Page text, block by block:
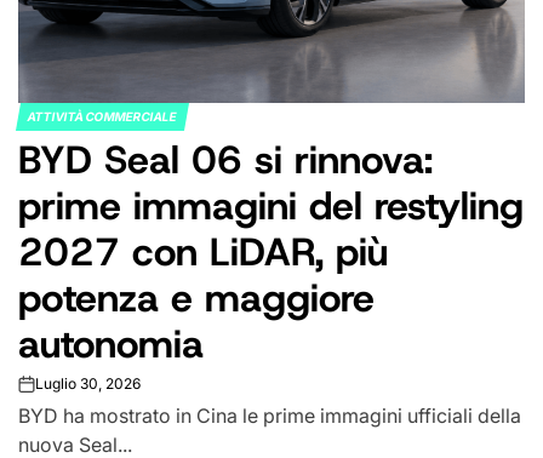
POSTED
IN
ATTIVITÀ COMMERCIALE
BYD Seal 06 si rinnova:
prime immagini del restyling
2027 con LiDAR, più
potenza e maggiore
autonomia
onLuglio 30, 2026
BYD ha mostrato in Cina le prime immagini ufficiali della
nuova Seal...